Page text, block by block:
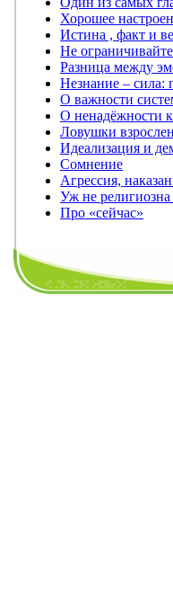
Хорошее
Истина , факт и
Не
Разница между
Незнание – сила:
О важности
О ненадёжности
Ловушки
Идеализация и
Сомнение
Агрессия,
Уж не
Про «сейчас»